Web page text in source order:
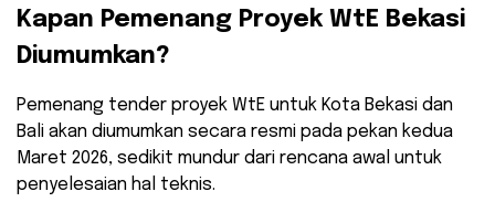
​Kapan Pemenang Proyek WtE Bekasi
Diumumkan?
​Pemenang tender proyek WtE untuk Kota Bekasi dan
Bali akan diumumkan secara resmi pada pekan kedua
Maret 2026, sedikit mundur dari rencana awal untuk
penyelesaian hal teknis.